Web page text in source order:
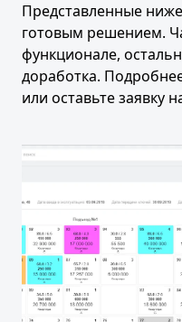
Представленные
готовым решением.
функционале,
доработка.
или оставьте заявку